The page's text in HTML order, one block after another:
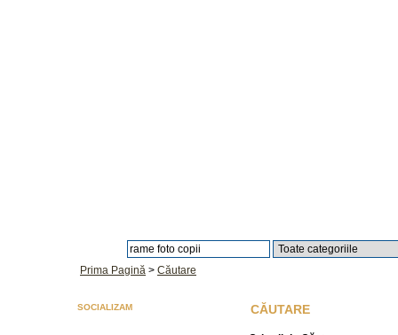
Prima Pagină > Căutare
SOCIALIZAM CĂUTARE